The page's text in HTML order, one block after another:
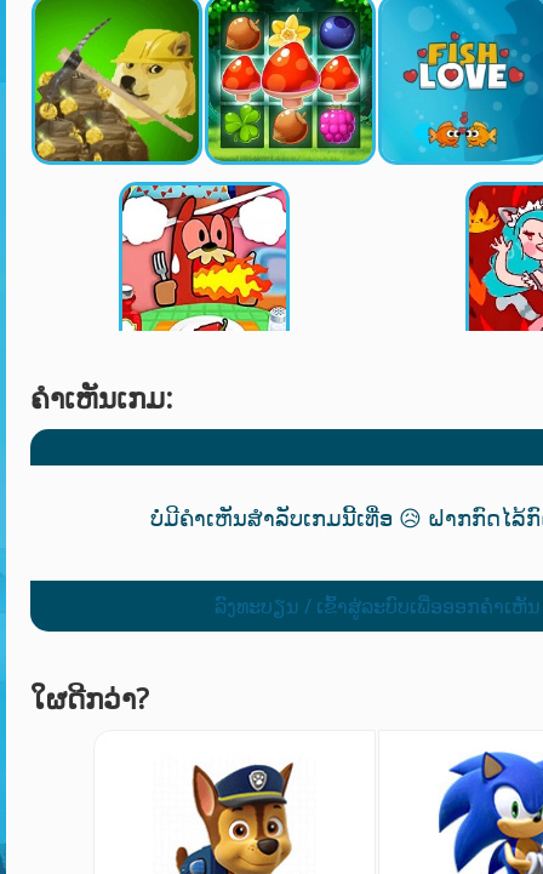
ຄໍາເຫັນເກມ:
ບໍ່ມີຄຳເຫັນສຳລັບເກມນີ້ເທື່ອ 😥 ຝາກກົດໄລ້
ລົງທະບຽນ / ເຂົ້າສູ່ລະບົບເພື່ອອອກຄໍາເຫັນ
ໃຜດີກວ່າ?